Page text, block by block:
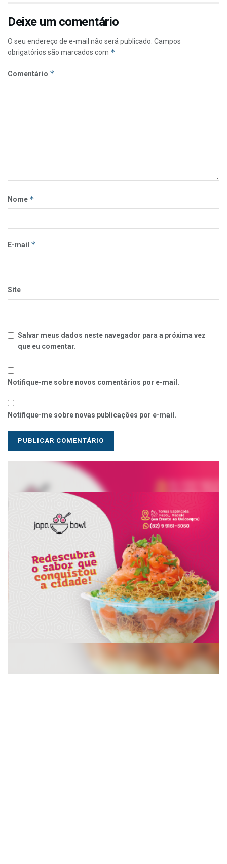
Deixe um comentário
O seu endereço de e-mail não será publicado. Campos
obrigatórios são marcados com *
Comentário *
Nome *
E-mail *
Site
Salvar meus dados neste navegador para a próxima vez
que eu comentar.
Notifique-me sobre novos comentários por e-mail.
Notifique-me sobre novas publicações por e-mail.